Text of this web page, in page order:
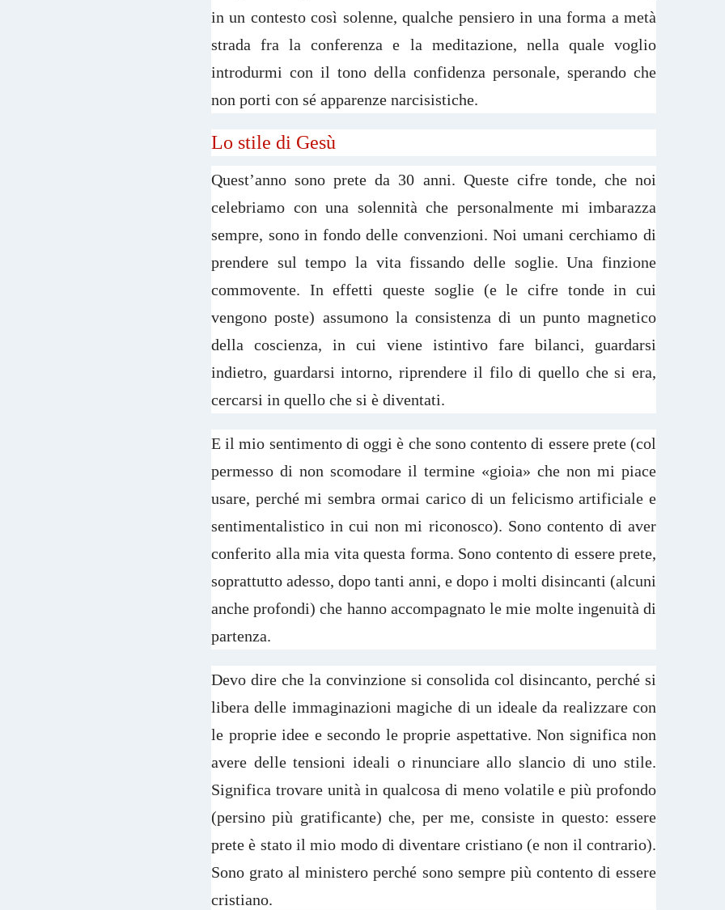
in un contesto così solenne, qualche pensiero in una forma a metà
strada fra la conferenza e la meditazione, nella quale voglio
introdurmi con il tono della confidenza personale, sperando che
non porti con sé apparenze narcisistiche.
Lo stile di Gesù
Quest’anno sono prete da 30 anni. Queste cifre tonde, che noi
celebriamo con una solennità che personalmente mi imbarazza
sempre, sono in fondo delle convenzioni. Noi umani cerchiamo di
prendere sul tempo la vita fissando delle soglie. Una finzione
commovente. In effetti queste soglie (e le cifre tonde in cui
vengono poste) assumono la consistenza di un punto magnetico
della coscienza, in cui viene istintivo fare bilanci, guardarsi
indietro, guardarsi intorno, riprendere il filo di quello che si era,
cercarsi in quello che si è diventati.
E il mio sentimento di oggi è che sono contento di essere prete (col
permesso di non scomodare il termine «gioia» che non mi piace
usare, perché mi sembra ormai carico di un felicismo artificiale e
sentimentalistico in cui non mi riconosco). Sono contento di aver
conferito alla mia vita questa forma. Sono contento di essere prete,
soprattutto adesso, dopo tanti anni, e dopo i molti disincanti (alcuni
anche profondi) che hanno accompagnato le mie molte ingenuità di
partenza.
Devo dire che la convinzione si consolida col disincanto, perché si
libera delle immaginazioni magiche di un ideale da realizzare con
le proprie idee e secondo le proprie aspettative. Non significa non
avere delle tensioni ideali o rinunciare allo slancio di uno stile.
Significa trovare unità in qualcosa di meno volatile e più profondo
(persino più gratificante) che, per me, consiste in questo: essere
prete è stato il mio modo di diventare cristiano (e non il contrario).
Sono grato al ministero perché sono sempre più contento di essere
cristiano.